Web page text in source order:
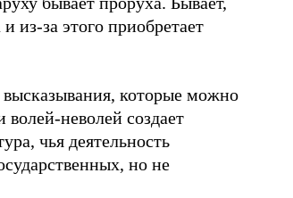
из-за этого приобретает
которые можно
волей-неволей создает
чья деятельность
но не